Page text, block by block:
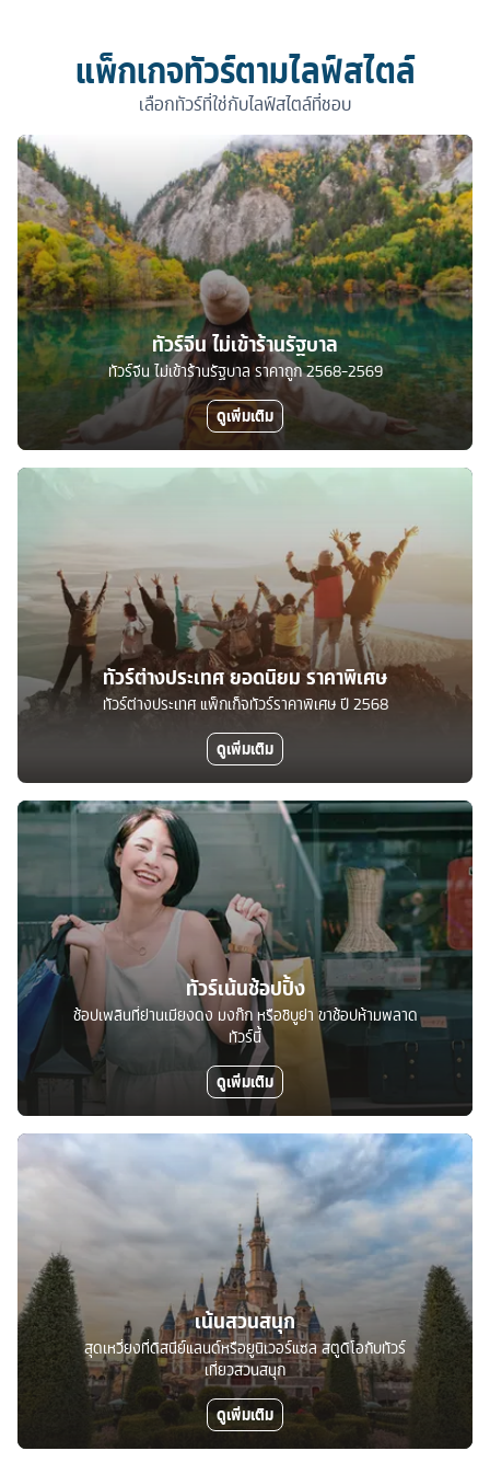
แพ็กเกจทัวร์ตามไลฟ์สไตล์
เลือกทัวร์ที่ใช่กับไลฟ์สไตล์ที่ชอบ
ทัวร์จีน ไม่เข้าร้านรัฐบาล
ทัวร์จีน ไม่เข้าร้านรัฐบาล ราคาถูก 2568-2569
ดูเพิ่มเติม
ทัวร์ต่างประเทศ ยอดนิยม ราคาพิเศษ
ทัวร์ต่างประเทศ แพ็กเก็จทัวร์ราคาพิเศษ ปี 2568
ดูเพิ่มเติม
ทัวร์เน้นช้อปปิ้ง
ช้อปเพลินที่ย่านเมียงดง มงก๊ก หรือชิบูย่า ขาช้อปห้ามพลาด
ทัวร์นี้
ดูเพิ่มเติม
เน้นสวนสนุก
สุดเหวี่ยงที่ดิสนีย์แลนด์หรือยูนิเวอร์แซล สตูดิโอกับทัวร์
เที่ยวสวนสนุก
ดูเพิ่มเติม